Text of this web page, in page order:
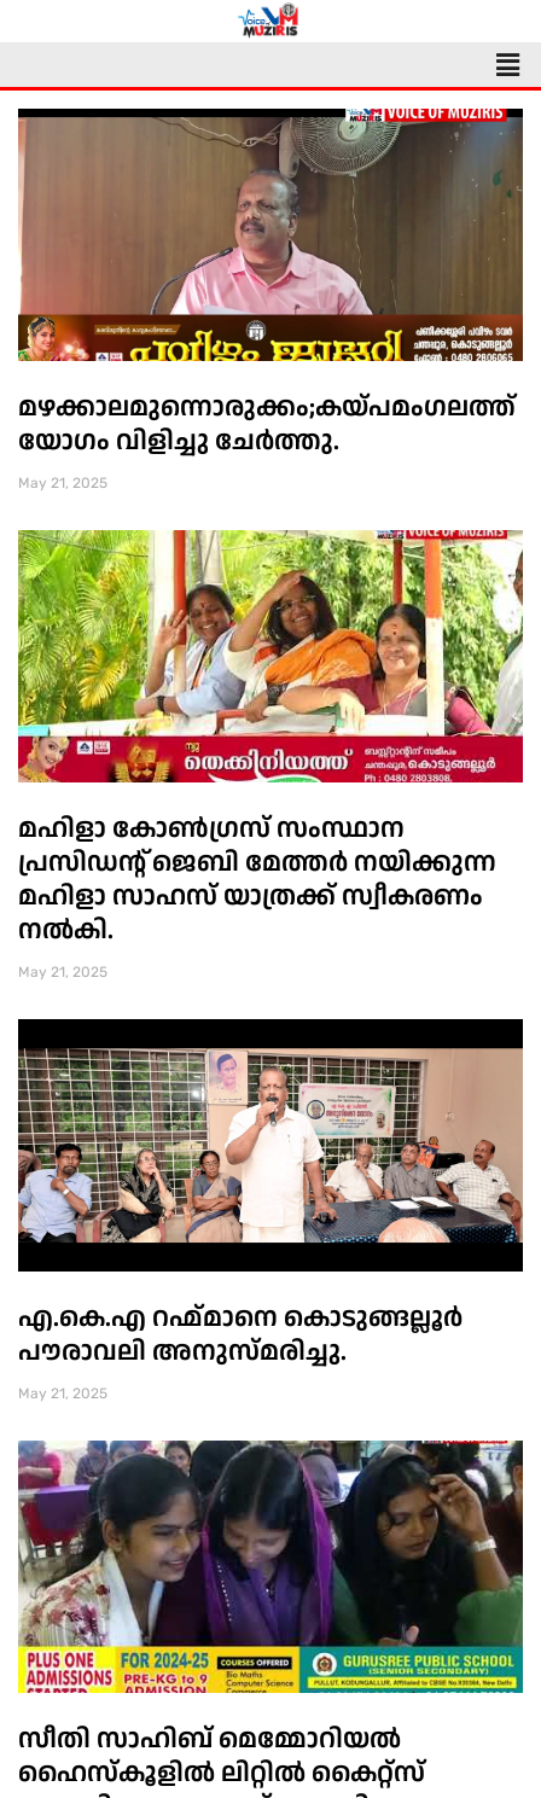
മഴക്കാലമുന്നൊരുക്കം;കയ്പമംഗലത്ത്
യോഗം വിളിച്ചു ചേർത്തു.
May 21, 2025
മഹിളാ കോൺഗ്രസ് സംസ്ഥാന
പ്രസിഡൻ്റ് ജെബി മേത്തർ നയിക്കുന്ന
മഹിളാ സാഹസ് യാത്രക്ക് സ്വീകരണം
നൽകി.
May 21, 2025
എ.കെ.എ റഹ്മ്മാനെ കൊടുങ്ങല്ലൂർ
പൗരാവലി അനുസ്മരിച്ചു.
May 21, 2025
സീതി സാഹിബ് മെമ്മോറിയൽ
ഹൈസ്കൂളിൽ ലിറ്റിൽ കൈറ്റ്സ്